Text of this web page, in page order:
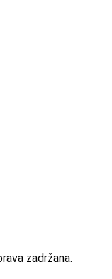
zadržana.